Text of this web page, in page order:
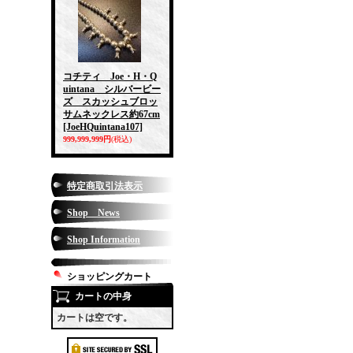
コチティ Joe・H・Q
uintana シルバービー
ズ スカッシュブロッ
サムネックレス約67cm
[JoeHQuintana107]
999,999,999円(税込)
特定商取引法表示
Shop News
Shop Information
ショッピングカート
カートの中身
カートは空です。